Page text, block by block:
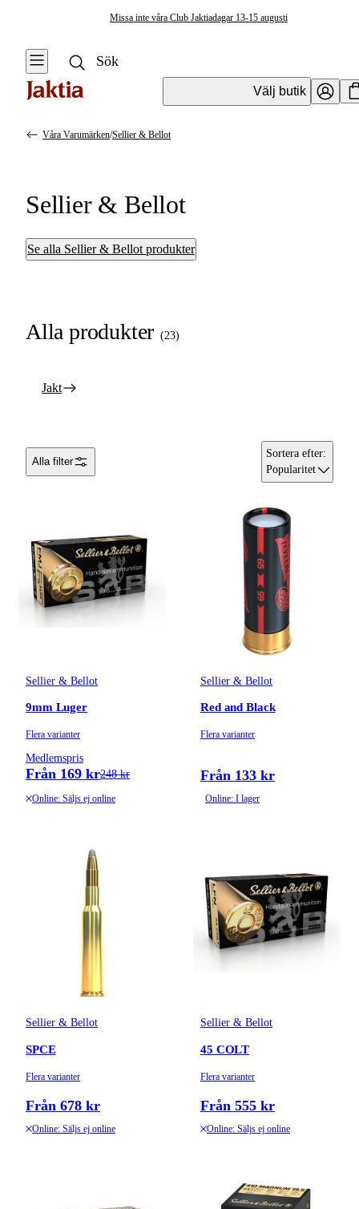
Missa inte våra Club Jaktiadagar 13-15 augusti
Välj butik
Våra Varumärken/Sellier & Bellot
Sellier & Bellot
Se alla Sellier & Bellot produkter
Alla produkter (23)
Jakt
Alla filter
Sortera efter:
Popularitet
Sellier & Bellot
9mm Luger
Flera varianter
Medlemspris
Från 169 kr248 kr
Online: Säljs ej online
Sellier & Bellot
Red and Black
Flera varianter
Från 133 kr
Online: I lager
Sellier & Bellot
SPCE
Flera varianter
Från 678 kr
Online: Säljs ej online
Sellier & Bellot
45 COLT
Flera varianter
Från 555 kr
Online: Säljs ej online